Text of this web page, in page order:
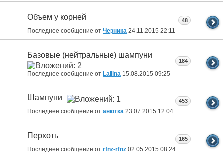
Объем у корней
Последнее сообщение от Черника 24.11.2015 22:11
48
Базовые (нейтральные) шампуни
Последнее сообщение от Lailina 15.08.2015 09:25
184
Шампуни
Последнее сообщение от анютка 23.07.2015 12:04
453
Перхоть
Последнее сообщение от rfnz-rfnz 02.05.2015 08:24
165